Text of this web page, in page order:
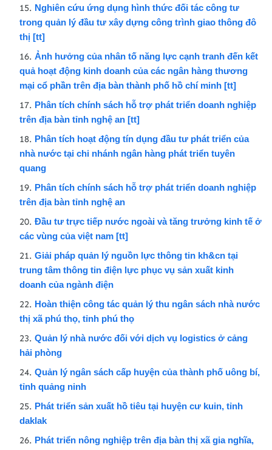
Nghiên cứu ứng dụng hình thức đối tác công tư
trong quản lý đầu tư xây dựng công trình giao thông đô
thị [tt]
Ảnh hưởng của nhân tố năng lực cạnh tranh đến kết
quả hoạt động kinh doanh của các ngân hàng thương
mại cổ phần trên địa bàn thành phố hồ chí minh [tt]
Phân tích chính sách hỗ trợ phát triển doanh nghiệp
trên địa bàn tỉnh nghệ an [tt]
Phân tích hoạt động tín dụng đầu tư phát triển của
nhà nước tại chi nhánh ngân hàng phát triển tuyên
quang
Phân tích chính sách hỗ trợ phát triển doanh nghiệp
trên địa bàn tỉnh nghệ an
Đầu tư trực tiếp nước ngoài và tăng trưởng kinh tế ở
các vùng của việt nam [tt]
Giải pháp quản lý nguồn lực thông tin kh&cn tại
trung tâm thông tin điện lực phục vụ sản xuất kinh
doanh của ngành điện
Hoàn thiện công tác quản lý thu ngân sách nhà nước
thị xã phú thọ, tỉnh phú thọ
Quản lý nhà nước đối với dịch vụ logistics ở cảng
hải phòng
Quản lý ngân sách cấp huyện của thành phố uông bí,
tỉnh quảng ninh
Phát triển sản xuất hồ tiêu tại huyện cư kuin, tỉnh
daklak
Phát triển nông nghiệp trên địa bàn thị xã gia nghĩa,